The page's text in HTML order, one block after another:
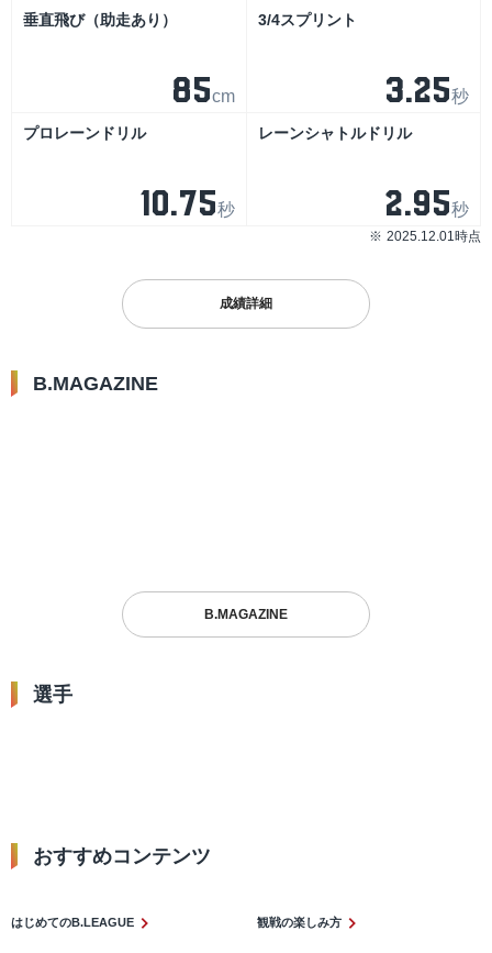
垂直飛び（助走あり）
85cm
3/4スプリント
3.25秒
プロレーンドリル
10.75秒
レーンシャトルドリル
2.95秒
2025.12.01時点
成績詳細
B.MAGAZINE
B.MAGAZINE
選手
2 3
おすすめコンテンツ​
はじめてのB.LEAGUE 観戦の楽しみ方